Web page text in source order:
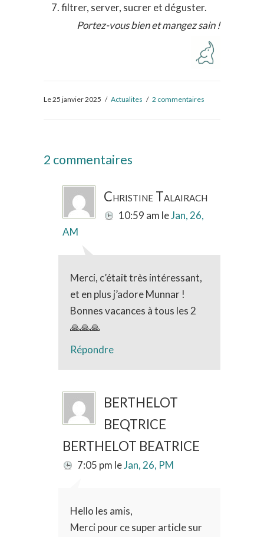
filtrer, server, sucrer et déguster.
Portez-vous bien et mangez sain !
Le 25 janvier 2025 / Actualites / 2 commentaires
2 commentaires
Christine Talairach
10:59 am leJan, 26,
AM
Merci, c’était très intéressant,
et en plus j’adore Munnar !
Bonnes vacances à tous les 2
🙏🙏🙏
Répondre
BERTHELOT
BEQTRICE
BERTHELOT BEATRICE
7:05 pm leJan, 26, PM
Hello les amis,
Merci pour ce super article sur